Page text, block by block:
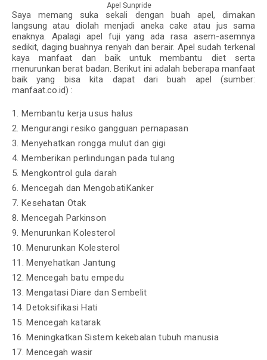
Apel Sunpride
Saya memang suka sekali dengan buah apel, dimakan
langsung atau diolah menjadi aneka cake atau jus sama
enaknya. Apalagi apel fuji yang ada rasa asem-asemnya
sedikit, daging buahnya renyah dan berair. Apel sudah terkenal
kaya manfaat dan baik untuk membantu diet serta
menurunkan berat badan. Berikut ini adalah beberapa manfaat
baik yang bisa kita dapat dari buah apel (sumber:
manfaat.co.id) :
1. Membantu kerja usus halus
2. Mengurangi resiko gangguan pernapasan
3. Menyehatkan rongga mulut dan gigi
4. Memberikan perlindungan pada tulang
5. Mengkontrol gula darah
6. Mencegah dan MengobatiKanker
7. Kesehatan Otak
8. Mencegah Parkinson
9. Menurunkan Kolesterol
10. Menurunkan Kolesterol
11. Menyehatkan Jantung
12. Mencegah batu empedu
13. Mengatasi Diare dan Sembelit
14. Detoksifikasi Hati
15. Mencegah katarak
16. Meningkatkan Sistem kekebalan tubuh manusia
17. Mencegah wasir